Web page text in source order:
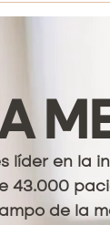
líder en la
43.000
de la